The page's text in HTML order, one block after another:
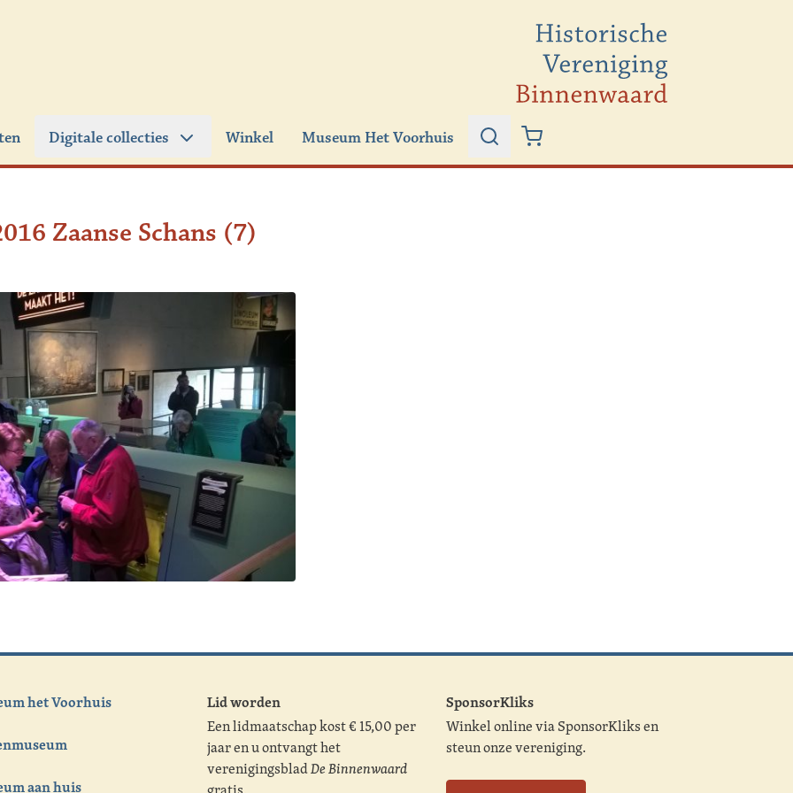
Digitale collecties Winkel Museum Het Voorhuis
Zoeken
Zaanse Schans (7)
het Voorhuis
aan huis
Lid worden
Een lidmaatschap kost € 15,00 per
jaar en u ontvangt het
verenigingsbladDe Binnenwaard
SponsorKliks
Winkel online via SponsorKliks en
steun onze vereniging.